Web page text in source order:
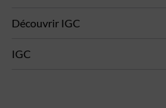
Découvrir IGC
IGC